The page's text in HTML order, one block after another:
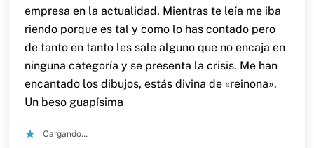
empresa en la actualidad. Mientras te leía me iba
riendo porque es tal y como lo has contado pero
de tanto en tanto les sale alguno que no encaja en
ninguna categoría y se presenta la crisis. Me han
encantado los dibujos, estás divina de «reinona».
Un beso guapísima
Cargando...